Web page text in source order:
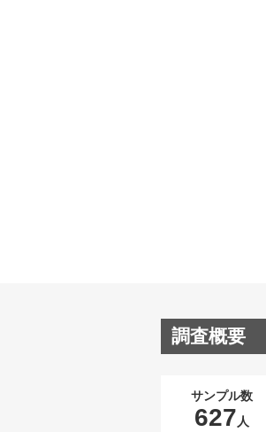
調査概要
サンプル数
627 人